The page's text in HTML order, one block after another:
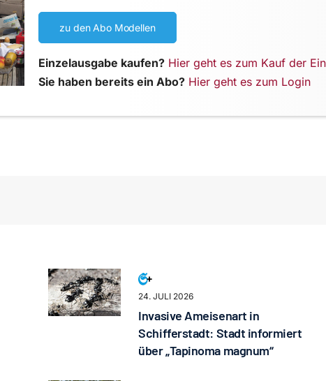
zu den Abo Modellen
Einzelausgabe kaufen? Hier geht es zum Kauf der
Sie haben bereits ein Abo? Hier geht es zum Login
24. JULI 2026
Invasive Ameisenart in
Schifferstadt: Stadt informiert
über „Tapinoma magnum“